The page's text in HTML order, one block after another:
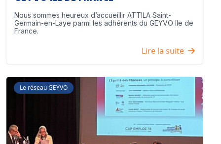
Nous sommes heureux d’accueillir ATTILA Saint-
Germain-en-Laye parmi les adhérents du GEYVO Ile de
France.
Lire la suite
Le réseau GEYVO